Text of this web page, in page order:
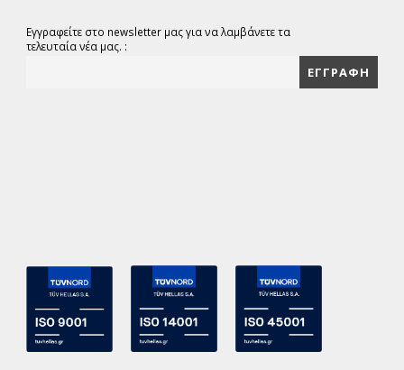
Εγγραφείτε στο newsletter μας για να λαμβάνετε τα
τελευταία νέα μας. :